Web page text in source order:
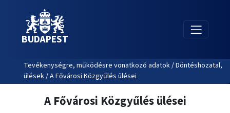
BUDAPEST
Tevékenységre, működésre vonatkozó adatok / Döntéshozatal,
ülések / A Fővárosi Közgyűlés ülései
A Fővárosi Közgyűlés ülései